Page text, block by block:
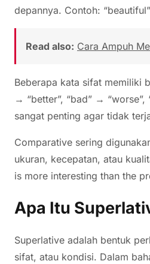
depannya. Contoh:
Read also: Cara Ampuh
Beberapa kata sifat memiliki
→ “better”, “bad” →
sangat penting agar tidak
Comparative sering
ukuran, kecepatan, atau
is more interesting than the
Apa Itu
Superlative adalah bentuk
sifat, atau kondisi. Dalam